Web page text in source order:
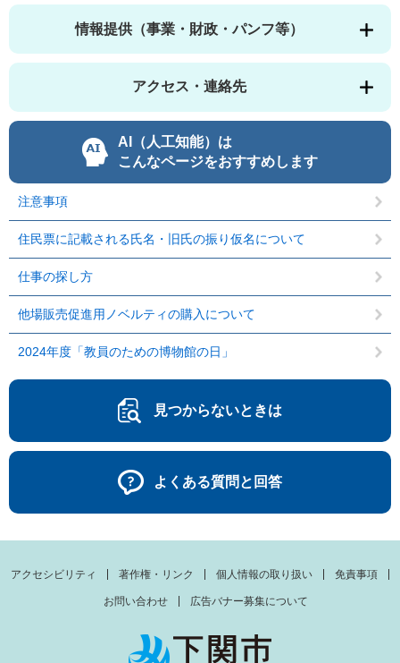
情報提供（事業・財政・パンフ等）
アクセス・連絡先
AI（人工知能）は
こんなページをおすすめします
注意事項
住民票に記載される氏名・旧氏の振り仮名について
仕事の探し方
他場販売促進用ノベルティの購入について
2024年度「教員のための博物館の日」
見つからないときは
よくある質問と回答
アクセシビリティ 著作権・リンク 個人情報の取り扱い 免責事項
お問い合わせ 広告バナー募集について